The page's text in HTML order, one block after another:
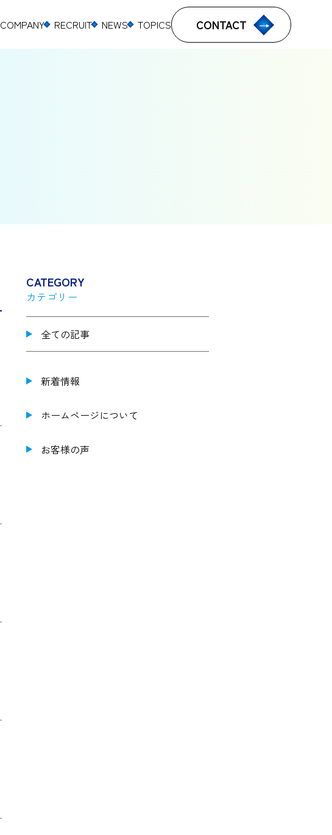
COMPANY RECRUIT NEWS TOPICS CONTACT
CATEGORY
カテゴリー
全ての記事
新着情報
ホームページについて
お客様の声